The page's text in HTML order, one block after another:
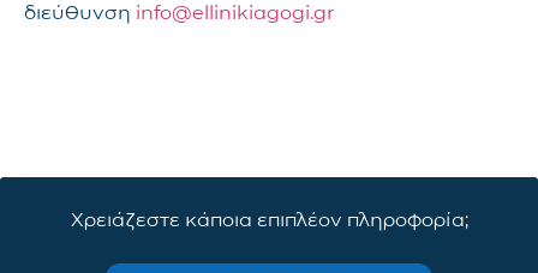
διεύθυνση info@ellinikiagogi.gr
Χρειάζεστε κάποια επιπλέον πληροφορία;